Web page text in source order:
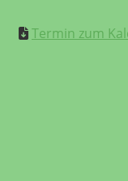
Termin zum